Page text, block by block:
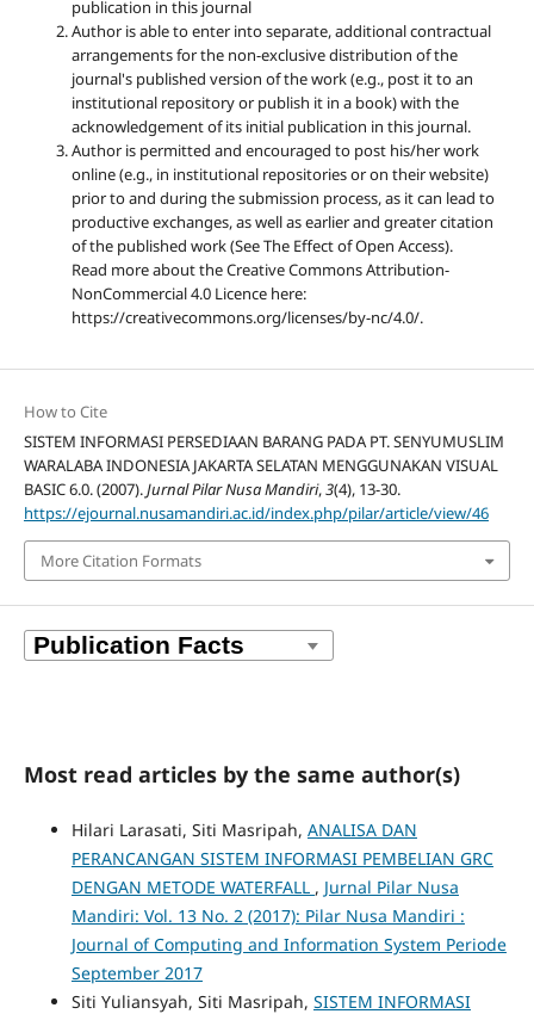
publication in this journal
Author is able to enter into separate, additional contractual
arrangements for the non-exclusive distribution of the
journal's published version of the work (e.g., post it to an
institutional repository or publish it in a book) with the
acknowledgement of its initial publication in this journal.
Author is permitted and encouraged to post his/her work
online (e.g., in institutional repositories or on their website)
prior to and during the submission process, as it can lead to
productive exchanges, as well as earlier and greater citation
of the published work (See The Effect of Open Access).
Read more about the Creative Commons Attribution-
NonCommercial 4.0 Licence here:
https://creativecommons.org/licenses/by-nc/4.0/.
How to Cite
SISTEM INFORMASI PERSEDIAAN BARANG PADA PT. SENYUMUSLIM
WARALABA INDONESIA JAKARTA SELATAN MENGGUNAKAN VISUAL
BASIC 6.0. (2007).Jurnal Pilar Nusa Mandiri,3(4), 13-30.
https://ejournal.nusamandiri.ac.id/index.php/pilar/article/view/46
More Citation Formats
Most read articles by the same author(s)
Hilari Larasati, Siti Masripah, ANALISA DAN
PERANCANGAN SISTEM INFORMASI PEMBELIAN GRC
DENGAN METODE WATERFALL , Jurnal Pilar Nusa
Mandiri: Vol. 13 No. 2 (2017): Pilar Nusa Mandiri :
Journal of Computing and Information System Periode
September 2017
Siti Yuliansyah, Siti Masripah, SISTEM INFORMASI